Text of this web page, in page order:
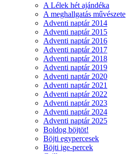
A Lélek hét ajándéka
A meghallgatás művészete
Adventi naptár 2014
Adventi naptár 2015
Adventi naptár 2016
Adventi naptár 2017
Adventi naptár 2018
Adventi naptár 2019
Adventi naptár 2020
Adventi naptár 2021
Adventi naptár 2022
Adventi naptár 2023
Adventi naptár 2024
Adventi naptár 2025
Boldog böjtöt!
Böjti egypercesek
Böjti ige-percek